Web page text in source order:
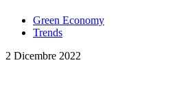
Green Economy
Trends
2 Dicembre 2022